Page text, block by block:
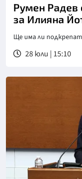
Румен Радев
за Илияна
Ще има ли
28 юли | 15:10